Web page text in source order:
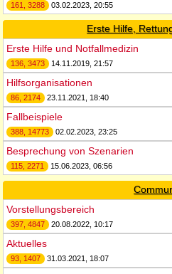
161, 3288 03.02.2023, 20:55
Erste Hilfe,
Erste Hilfe und Notfallmedizin
136, 3473 14.11.2019, 21:57
Hilfsorganisationen
86, 2174 23.11.2021, 18:40
Fallbeispiele
388, 14773 02.02.2023, 23:25
Besprechung von Szenarien
115, 2271 15.06.2023, 06:56
Vorstellungsbereich
397, 4847 20.08.2022, 10:17
Aktuelles
93, 1407 31.03.2021, 18:07